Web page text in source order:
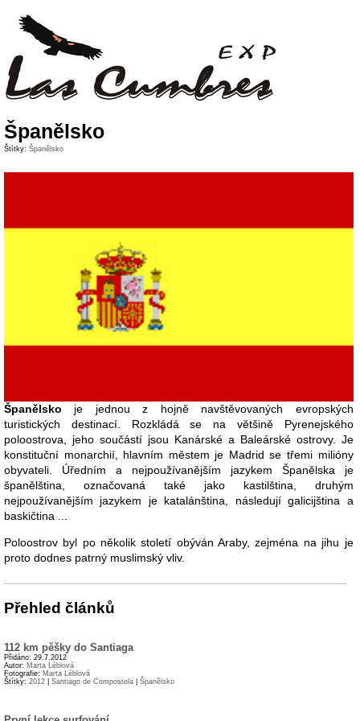
Španělsko
Štítky: Španělsko
Španělsko je jednou z hojně navštěvovaných evropských
turistických destinací. Rozkládá se na většině Pyrenejského
poloostrova, jeho součástí jsou Kanárské a Baleárské ostrovy. Je
konstituční monarchií, hlavním městem je Madrid se třemi milióny
obyvateli. Úředním a nejpoužívanějším jazykem Španělska je
španělština, označovaná také jako kastilština, druhým
nejpoužívanějším jazykem je katalánština, následují galicijština a
baskičtina ...
Poloostrov byl po několik století obýván Araby, zejména na jihu je
proto dodnes patrný muslimský vliv.
Přehled článků
112 km pěšky do Santiaga
Přidáno: 29.7.2012
Autor: Marta Léblová
Fotografie: Marta Léblová
Štítky: 2012 Santiago de Compostela Španělsko